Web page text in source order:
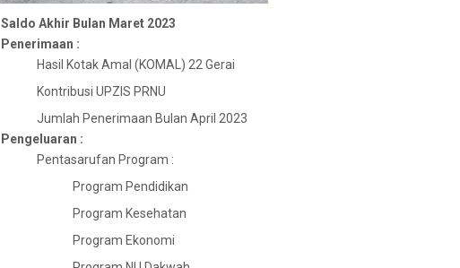
Saldo Akhir Bulan Maret 2023
Penerimaan :
Hasil Kotak Amal (KOMAL) 22 Gerai
Kontribusi UPZIS PRNU
Jumlah Penerimaan Bulan April 2023
Pengeluaran :
Pentasarufan Program :
Program Pendidikan
Program Kesehatan
Program Ekonomi